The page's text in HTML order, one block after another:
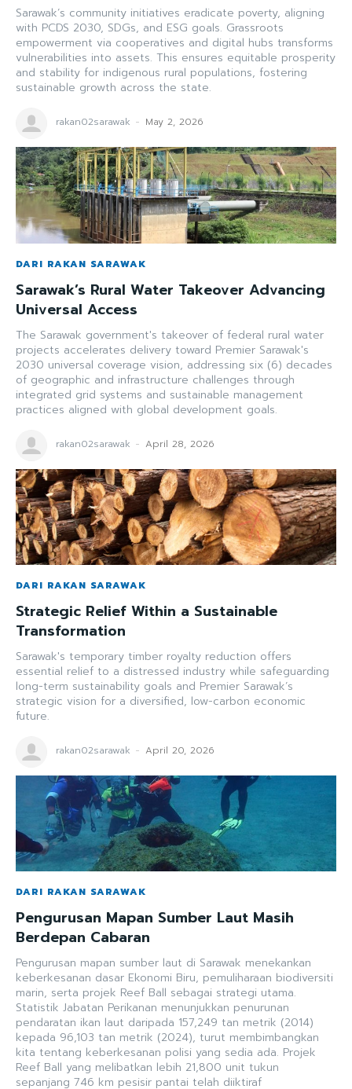
Sarawak’s community initiatives eradicate poverty, aligning
with PCDS 2030, SDGs, and ESG goals. Grassroots
empowerment via cooperatives and digital hubs transforms
vulnerabilities into assets. This ensures equitable prosperity
and stability for indigenous rural populations, fostering
sustainable growth across the state.
rakan02sarawak - May 2, 2026
DARI RAKAN SARAWAK
Sarawak’s Rural Water Takeover Advancing
Universal Access
The Sarawak government's takeover of federal rural water
projects accelerates delivery toward Premier Sarawak's
2030 universal coverage vision, addressing six (6) decades
of geographic and infrastructure challenges through
integrated grid systems and sustainable management
practices aligned with global development goals.
rakan02sarawak - April 28, 2026
DARI RAKAN SARAWAK
Strategic Relief Within a Sustainable
Transformation
Sarawak's temporary timber royalty reduction offers
essential relief to a distressed industry while safeguarding
long-term sustainability goals and Premier Sarawak’s
strategic vision for a diversified, low-carbon economic
future.
rakan02sarawak - April 20, 2026
DARI RAKAN SARAWAK
Pengurusan Mapan Sumber Laut Masih
Berdepan Cabaran
Pengurusan mapan sumber laut di Sarawak menekankan
keberkesanan dasar Ekonomi Biru, pemuliharaan biodiversiti
marin, serta projek Reef Ball sebagai strategi utama.
Statistik Jabatan Perikanan menunjukkan penurunan
pendaratan ikan laut daripada 157,249 tan metrik (2014)
kepada 96,103 tan metrik (2024), turut membimbangkan
kita tentang keberkesanan polisi yang sedia ada. Projek
Reef Ball yang melibatkan lebih 21,800 unit tukun
sepanjang 746 km pesisir pantai telah diiktiraf